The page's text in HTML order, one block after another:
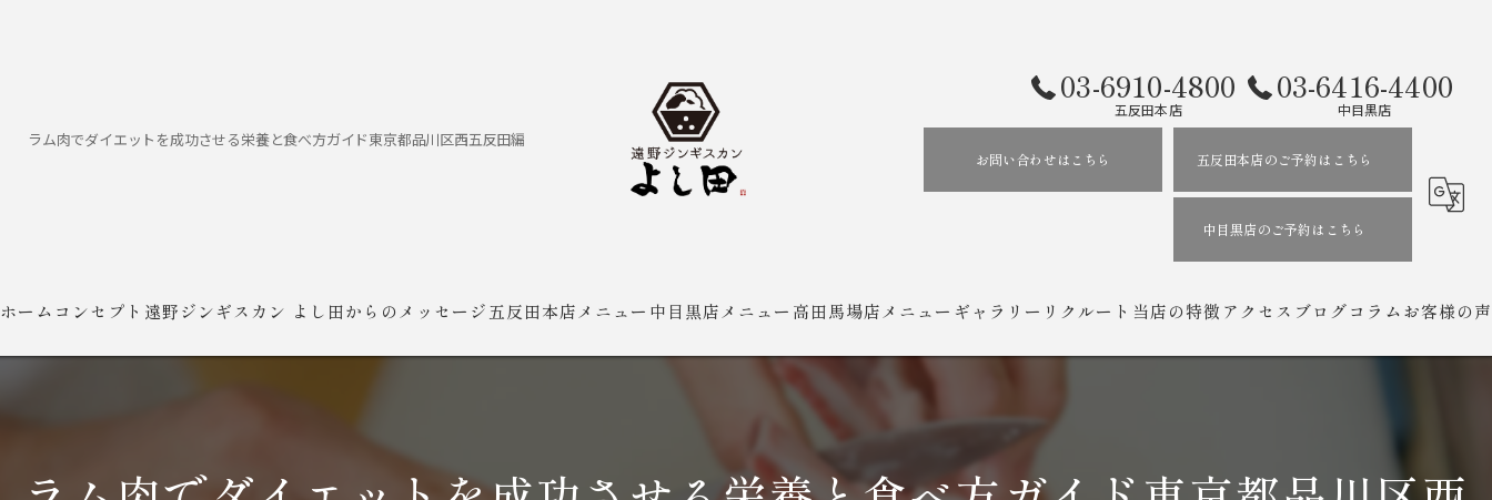
ラム肉でダイエットを成功させる栄養と食べ方ガイド東京都品川区西五反田編
03-6910-4800
五反田本店
03-6416-4400
中目黒店
お問い合わせはこちら 五反田本店のご予約はこちら
中目黒店のご予約はこちら
ホーム コンセプト 遠野ジンギスカン よし田からのメッセージ五反田本店メニュー 中目黒店メニュー 高田馬場店メニュー ギャラリー リクルート 当店の特徴 アクセス ブログコラムお客様の声